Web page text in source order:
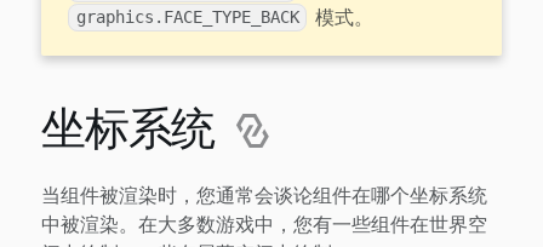
graphics.FACE_TYPE_BACK 模式。
坐标系统
当组件被渲染时，您通常会谈论组件在哪个坐标系统
中被渲染。在大多数游戏中，您有一些组件在世界空